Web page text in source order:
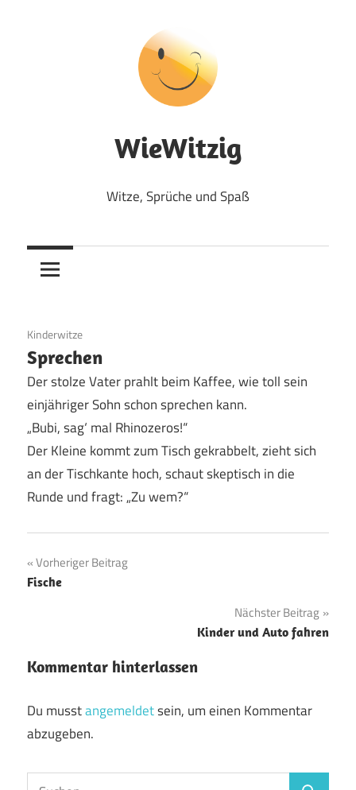
WieWitzig
Witze, Sprüche und Spaß
19. Juni 2020
Kinderwitze
Sprechen
Der stolze Vater prahlt beim Kaffee, wie toll sein
einjähriger Sohn schon sprechen kann.
„Bubi, sag‘ mal Rhinozeros!“
Der Kleine kommt zum Tisch gekrabbelt, zieht sich
an der Tischkante hoch, schaut skeptisch in die
Runde und fragt: „Zu wem?“
Beitragsnavigation
Vorheriger Beitrag
Fische
Nächster Beitrag
Kinder und Auto fahren
Kommentar hinterlassen
Du musstangemeldetsein, um einen Kommentar
abzugeben.